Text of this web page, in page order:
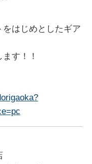
はじめとしたギア
す！！